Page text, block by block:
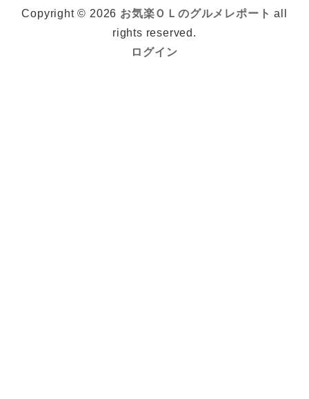
Copyright © 2026 お気楽ＯＬのグルメレポート all
rights reserved.
ログイン